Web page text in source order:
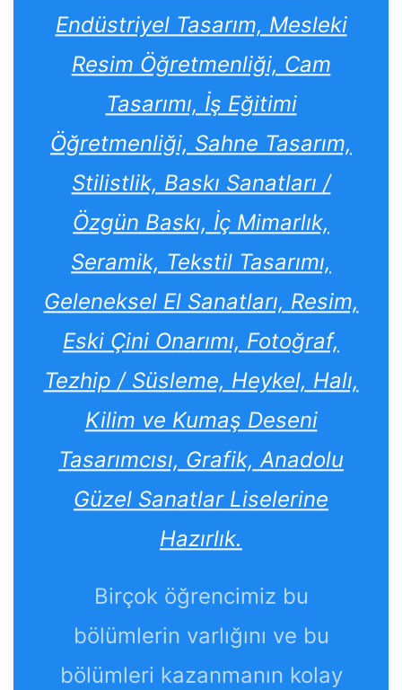
Endüstriyel Tasarım, Mesleki
Resim Öğretmenliği, Cam
Tasarımı, İş Eğitimi
Öğretmenliği, Sahne Tasarım,
Stilistlik, Baskı Sanatları /
Özgün Baskı, İç Mimarlık,
Seramik, Tekstil Tasarımı,
Geleneksel El Sanatları, Resim,
Eski Çini Onarımı, Fotoğraf,
Tezhip / Süsleme, Heykel, Halı,
Kilim ve Kumaş Deseni
Tasarımcısı, Grafik, Anadolu
Güzel Sanatlar Liselerine
Hazırlık.
Birçok öğrencimiz bu
bölümlerin varlığını ve bu
bölümleri kazanmanın kolay